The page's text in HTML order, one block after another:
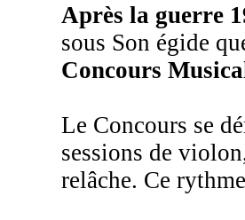
Après la guerre
sous Son égide
Concours
Le Concours se
sessions de
relâche. Ce